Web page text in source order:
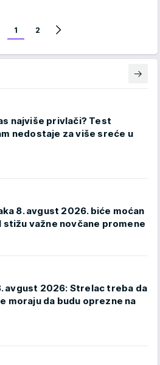
1 2
najviše privlači? Test
nedostaje za više sreće u
8. avgust 2026. biće moćan
stižu važne novčane promene
avgust 2026: Strelac treba da
moraju da budu oprezne na